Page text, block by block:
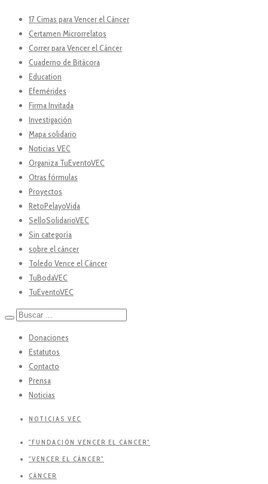
17 Cimas para Vencer el Cáncer
Certamen Microrrelatos
Correr para Vencer el Cáncer
Cuaderno de Bitácora
Education
Efemérides
Firma Invitada
Investigación
Mapa solidario
Noticias VEC
Organiza TuEventoVEC
Otras fórmulas
Proyectos
RetoPelayoVida
SelloSolidarioVEC
Sin categoría
sobre el cáncer
Toledo Vence el Cáncer
TuBodaVEC
TuEventoVEC
Donaciones
Estatutos
Contacto
Prensa
Noticias
NOTICIAS VEC
"FUNDACIÓN VENCER EL CÁNCER"
"VENCER EL CÁNCER"
CÁNCER